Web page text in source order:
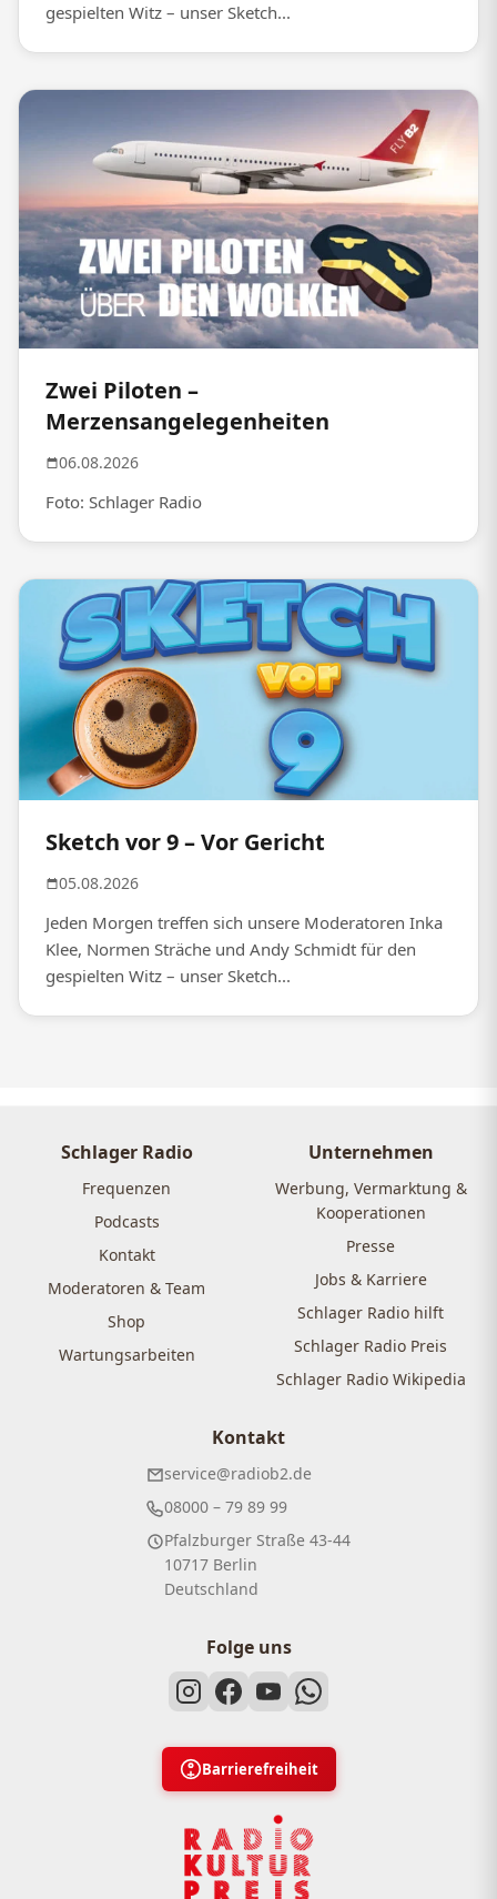
gespielten Witz – unser Sketch...
Zwei Piloten –
Merzensangelegenheiten
06.08.2026
Foto: Schlager Radio
Sketch vor 9 – Vor Gericht
05.08.2026
Jeden Morgen treffen sich unsere Moderatoren Inka
Klee, Normen Sträche und Andy Schmidt für den
gespielten Witz – unser Sketch...
Schlager Radio
Frequenzen
Podcasts
Kontakt
Moderatoren & Team
Shop
Wartungsarbeiten
Unternehmen
Werbung, Vermarktung &
Kooperationen
Presse
Jobs & Karriere
Schlager Radio hilft
Schlager Radio Preis
Schlager Radio Wikipedia
Kontakt
service@radiob2.de
08000 – 79 89 99
Pfalzburger Straße 43-44
10717 Berlin
Deutschland
Folge uns
Barrierefreiheit